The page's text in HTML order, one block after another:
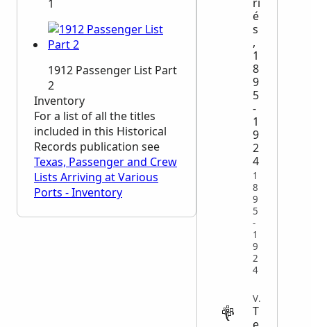
1
1912 Passenger List Part
2
Inventory
For a list of all the titles
included in this Historical
Records publication see
Texas, Passenger and Crew
Lists Arriving at Various
Ports - Inventory
é
s
,
1
8
9
5
-
1
9
2
4
1
8
9
5
-
1
9
2
4
VITAL
T